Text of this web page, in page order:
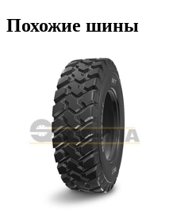
Похожие шины